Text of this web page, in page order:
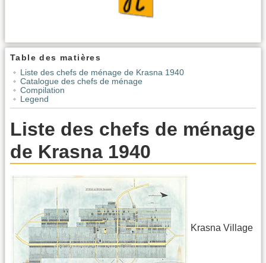
Table des matières
Liste des chefs de ménage de Krasna 1940
Catalogue des chefs de ménage
Compilation
Legend
Liste des chefs de ménage
de Krasna 1940
Krasna Village